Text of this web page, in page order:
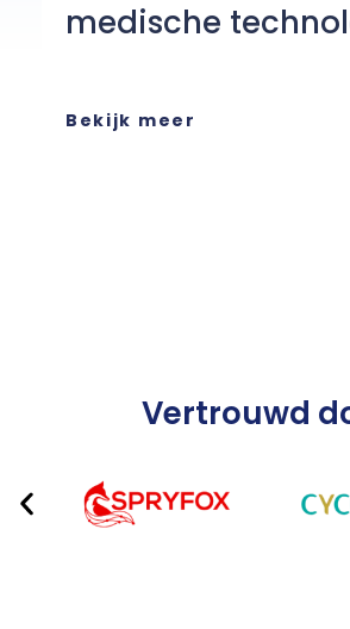
medische
Bekijk meer
Vertrouwd